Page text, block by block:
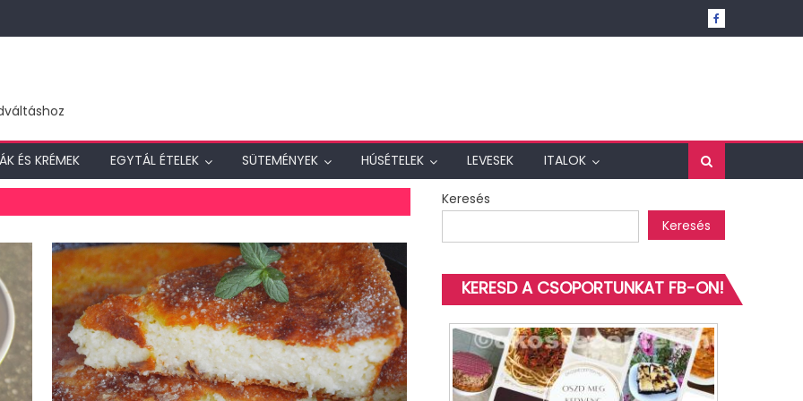
ÉS KRÉMEK EGYTÁL ÉTELEK SÜTEMÉNYEK HÚSÉTELEK LEVESEK ITALOK
Keresés
Keresés
KERESD A CSOPORTUNKAT FB-ON!